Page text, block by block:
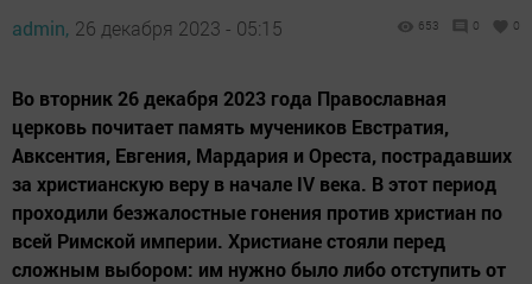
admin, 26 декабря 2023 - 05:15 653 0 0
Во вторник 26 декабря 2023 года Православная
церковь почитает память мучеников Евстратия,
Авксентия, Евгения, Мардария и Ореста, пострадавших
за христианскую веру в начале IV века. В этот период
проходили безжалостные гонения против христиан по
всей Римской империи. Христиане стояли перед
сложным выбором: им нужно было либо отступить от